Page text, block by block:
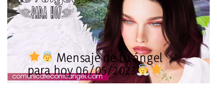
Mensaje de tu ángel
para hoy 06/05/2023